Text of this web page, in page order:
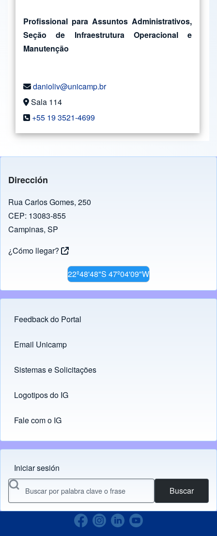
Profissional para Assuntos Administrativos,
Seção de Infraestrutura Operacional e
Manutenção
danioliv@unicamp.br
Sala 114
+55 19 3521-4699
Dirección
Rua Carlos Gomes, 250
CEP: 13083-855
Campinas, SP
¿Cómo llegar?
22º48'48"S 47º04'09"W
Footer menu
Feedback do Portal
Links
Email Unicamp
(opens in new tab)
Sistemas e Solicitações
(opens in new tab)
Logotipos do IG
(opens in new tab)
Fale com o IG
Menu do usuário
Iniciar sesión
Buscar